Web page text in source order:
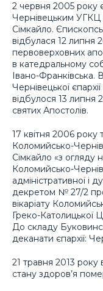
2 червня 2005 року
Чернівецьким УГКЦ
Сімкайло.
відбулася 12 липня
первоверховних
в катедральному
Івано-
Чернівецької
відбулося 13
святих Апостолів.
17 квітня 2006 року
Коломийсько-
Сімкайло «з огляду
Коломийсько-
адміністративної і
декретом № 27/2
вікаріату
Греко-Католицької
До складу
деканати єпархії:
21 травня 2013 року
стану здоров’я